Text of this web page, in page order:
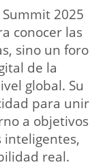
2025
conocer las
sino un foro
de la
global. Su
para unir
a objetivos
inteligentes,
real.